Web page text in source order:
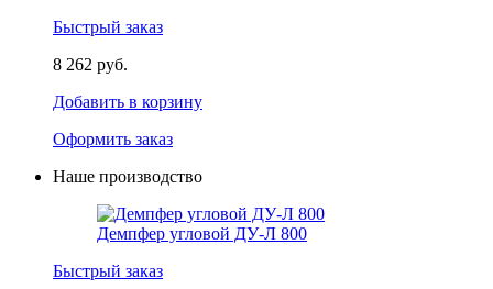
Быстрый заказ
8 262 руб.
Добавить в корзину
Оформить заказ
Наше производство
Демпфер угловой ДУ-Л 800
Быстрый заказ